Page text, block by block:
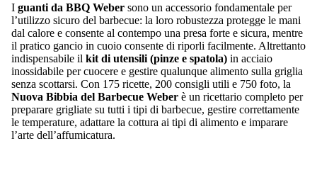
I guanti da BBQ Weber sono un accessorio fondamentale per
l’utilizzo sicuro del barbecue: la loro robustezza protegge le mani
dal calore e consente al contempo una presa forte e sicura, mentre
il pratico gancio in cuoio consente di riporli facilmente. Altrettanto
indispensabile il kit di utensili (pinze e spatola) in acciaio
inossidabile per cuocere e gestire qualunque alimento sulla griglia
senza scottarsi. Con 175 ricette, 200 consigli utili e 750 foto, la
Nuova Bibbia del Barbecue Weber è un ricettario completo per
preparare grigliate su tutti i tipi di barbecue, gestire correttamente
le temperature, adattare la cottura ai tipi di alimento e imparare
l’arte dell’affumicatura.